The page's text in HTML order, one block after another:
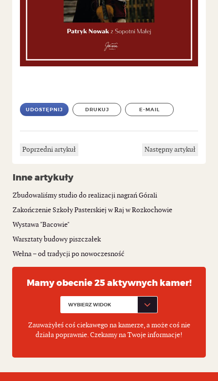
UDOSTĘPNIJ DRUKUJ E-MAIL
Poprzedni artykuł Następny artykuł
Inne artykuły
Zbudowaliśmy studio do realizacji nagrań Górali
Zakończenie Szkoły Pasterskiej w Raj w Rozkochowie
Wystawa "Bacowie"
Warsztaty budowy piszczałek
Wełna – od tradycji po nowoczesność
Mamy obecnie 25 aktywnych kamer!
Zauważyłeś coś ciekawego na kamerze, a może coś nie
działa poprawnie. Czekamy na Twoje informacje!